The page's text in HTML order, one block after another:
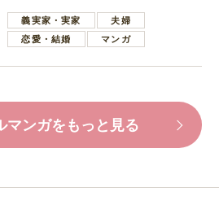
葉で励ます夫
義実家・実家
夫婦
恋愛・結婚
マンガ
マンガをもっと見る